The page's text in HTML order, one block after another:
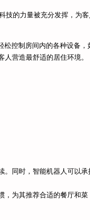
技的力量被充分发挥，为客
松控制房间内的各种设备，
营造最舒适的居住环境。
。同时，智能机器人可以承
，为其推荐合适的餐厅和菜